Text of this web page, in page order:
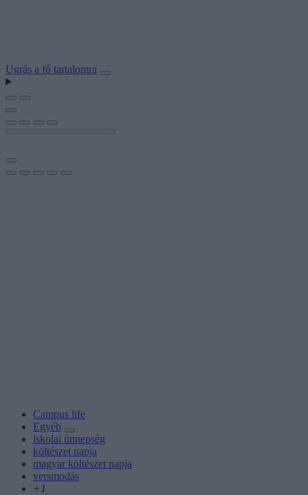
Ugrás a fő tartalomra
Campus life
Egyéb
iskolai ünnepség
költészet napja
magyar költészet napja
versmodás
+1